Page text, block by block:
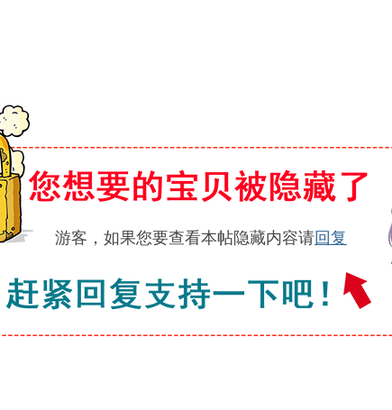
游客，如果您要查看本帖隐藏内容请回复